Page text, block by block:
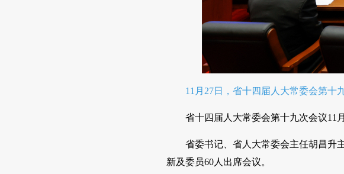
11月27日，省十四届人大常委会第十
省十四届人大常委会第十九次会议11
省委书记、省人大常委会主任胡昌升
新及委员60人出席会议。